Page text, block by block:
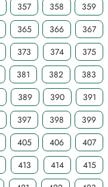
357 358
359
365 366
367
373 374
375
381 382
383
389 390
391
397 398
399
405 406
407
413 414
415